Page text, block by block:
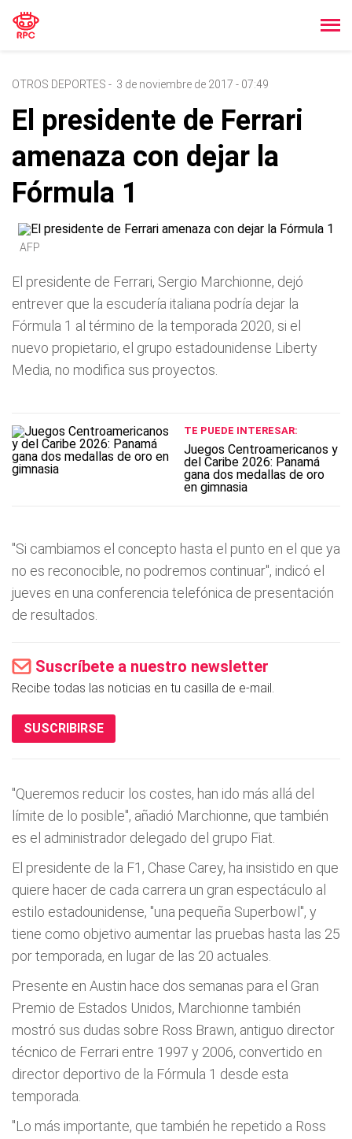
OTROS DEPORTES - 3 de noviembre de 2017 - 07:49
El presidente de Ferrari
amenaza con dejar la
Fórmula 1
AFP
El presidente de Ferrari, Sergio Marchionne, dejó
entrever que la escudería italiana podría dejar la
Fórmula 1 al término de la temporada 2020, si el
nuevo propietario, el grupo estadounidense Liberty
Media, no modifica sus proyectos.
TE PUEDE INTERESAR:
Juegos Centroamericanos y
del Caribe 2026: Panamá
gana dos medallas de oro
en gimnasia
"Si cambiamos el concepto hasta el punto en el que ya
no es reconocible, no podremos continuar", indicó el
jueves en una conferencia telefónica de presentación
de resultados.
Suscríbete a nuestro newsletter
Recibe todas las noticias en tu casilla de e-mail.
SUSCRIBIRSE
"Queremos reducir los costes, han ido más allá del
límite de lo posible", añadió Marchionne, que también
es el administrador delegado del grupo Fiat.
El presidente de la F1, Chase Carey, ha insistido en que
quiere hacer de cada carrera un gran espectáculo al
estilo estadounidense, "una pequeña Superbowl", y
tiene como objetivo aumentar las pruebas hasta las 25
por temporada, en lugar de las 20 actuales.
Presente en Austin hace dos semanas para el Gran
Premio de Estados Unidos, Marchionne también
mostró sus dudas sobre Ross Brawn, antiguo director
técnico de Ferrari entre 1997 y 2006, convertido en
director deportivo de la Fórmula 1 desde esta
temporada.
"Lo más importante, que también he repetido a Ross